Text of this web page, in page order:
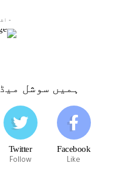
-
ہمیں سوشل
Facebook
Like
Twitter
Follow